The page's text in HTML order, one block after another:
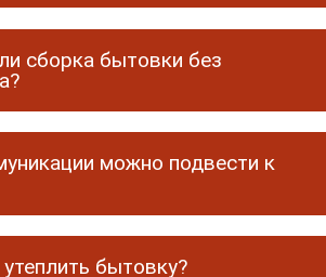
сборка бытовки без
можно подвести к
бытовку?